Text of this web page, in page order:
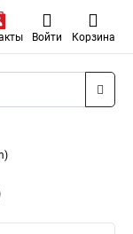
Войти Корзина